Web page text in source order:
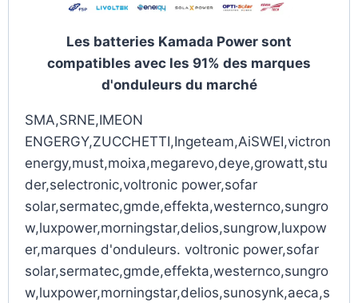
Les batteries Kamada Power sont
compatibles avec les 91% des marques
d'onduleurs du marché
SMA,SRNE,IMEON
ENGERGY,ZUCCHETTI,Ingeteam,AiSWEI,victron
energy,must,moixa,megarevo,deye,growatt,stu
der,selectronic,voltronic power,sofar
solar,sermatec,gmde,effekta,westernco,sungro
w,luxpower,morningstar,delios,sungrow,luxpow
er,marques d'onduleurs. voltronic power,sofar
solar,sermatec,gmde,effekta,westernco,sungro
w,luxpower,morningstar,delios,sunosynk,aeca,s